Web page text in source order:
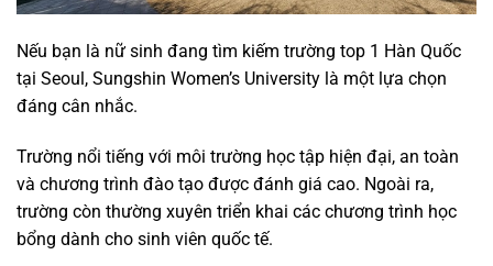
Nếu bạn là nữ sinh đang tìm kiếm trường top 1 Hàn Quốc
tại Seoul, Sungshin Women’s University là một lựa chọn
đáng cân nhắc.
Trường nổi tiếng với môi trường học tập hiện đại, an toàn
và chương trình đào tạo được đánh giá cao. Ngoài ra,
trường còn thường xuyên triển khai các chương trình học
bổng dành cho sinh viên quốc tế.